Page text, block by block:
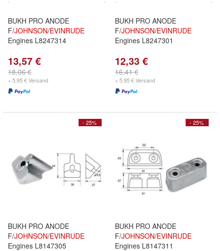
BUKH PRO ANODE
F/JOHNSON/EVINRUDE
Engines L8247314
13,57 €
18,06 €
+ 5,95 € Versand
BUKH PRO ANODE
F/JOHNSON/EVINRUDE
Engines L8247301
12,33 €
16,41 €
+ 5,95 € Versand
- 25%
BUKH PRO ANODE
F/JOHNSON/EVINRUDE
Engines L8147305
- 25%
BUKH PRO ANODE
F/JOHNSON/EVINRUDE
Engines L8147311